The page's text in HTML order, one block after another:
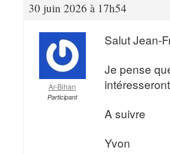
30 juin 2026 à 17h54
Ar-Bihan
Participant
Salut Jean-
Je pense
A suivre
Yvon